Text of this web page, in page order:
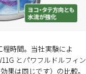
時間。当社実験によ
とパワフルドルフィン
果は同じです）の比較。